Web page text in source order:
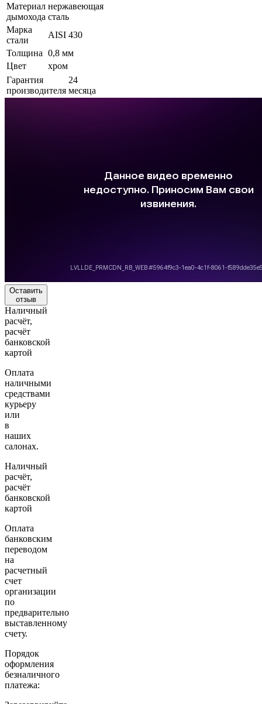
Материал
дымохода
нержавеющая
сталь
Марка
стали
AISI 430
Толщина 0,8 мм
Цвет
хром
Гарантия
производителя
24
месяца
Оставить
отзыв
Наличный
расчёт,
расчёт
банковской
картой
Оплата
наличными
средствами
курьеру
или
в
наших
салонах.
Наличный
расчёт,
расчёт
банковской
картой
Оплата
банковским
переводом
на
расчетный
счет
организации
по
предварительно
выставленному
счету.
Порядок
оформления
безналичного
платежа: